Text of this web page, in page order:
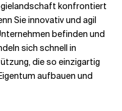
konfrontiert
Sie innovativ und agil
befinden und
sich schnell in
die so einzigartig
aufbauen und